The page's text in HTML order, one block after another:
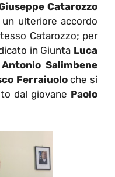
Catarozzo
ulteriore accordo
Catarozzo; per
in Giunta Luca
Antonio Salimbene
Ferraiuoloche si
dal giovane Paolo